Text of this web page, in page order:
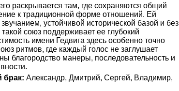
раскрывается там, где сохраняются общий
к традиционной форме отношений. Ей
устойчивой исторической базой и без
союз поддерживает ее глубокий
имени Гедвига здесь особенно точно
ритмов, где каждый голос не заглушает
благородство манеры, последовательность и
брак: Александр, Дмитрий, Сергей, Владимир,